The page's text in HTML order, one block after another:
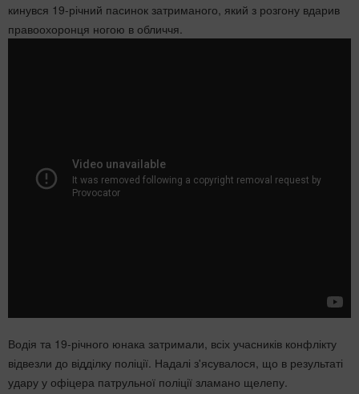
кинувся 19-річний пасинок затриманого, який з розгону вдарив
правоохоронця ногою в обличчя.
Водія та 19-річного юнака затримали, всіх учасників конфлікту
відвезли до відділку поліції. Надалі з'ясувалося, що в результаті
удару у офіцера патрульної поліції зламано щелепу.